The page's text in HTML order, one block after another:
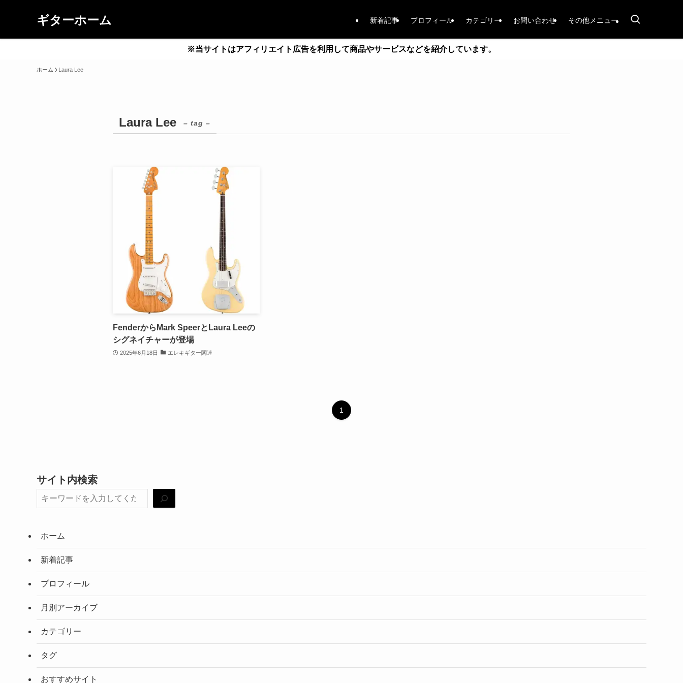
ギターホーム 新着記事 プロフィール カテゴリー お問い合わせ その他メニュー
※当サイトはアフィリエイト広告を利用して商品やサービスなどを紹介しています。
ホーム Laura Lee
Laura Lee – tag –
FenderからMark SpeerとLaura Leeの
シグネイチャーが登場
2025年6月18日 エレキギター関連
1
サイト内検索
ホーム
新着記事
プロフィール
月別アーカイブ
カテゴリー
タグ
おすすめサイト